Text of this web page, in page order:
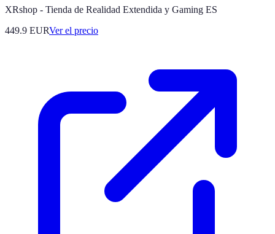
XRshop - Tienda de Realidad Extendida y Gaming ES
449.9 EURVer el precio